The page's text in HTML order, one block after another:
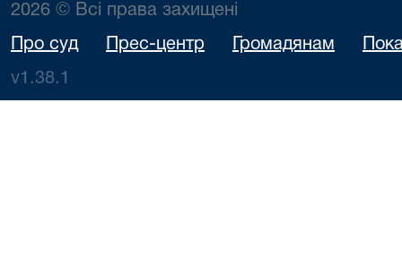
2026 © Всі права захищені
Про суд Прес-центр Громадянам
v1.38.1